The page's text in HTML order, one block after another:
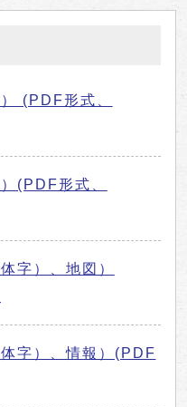
(PDF形式、
(PDF形式、
字）、地図）
字）、情報）(PDF